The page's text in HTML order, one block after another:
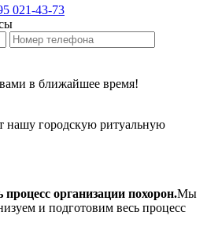
021-43-73
в ближайшее время!
нашу городскую ритуальную
организации похорон.Мы
и подготовим весь процесс